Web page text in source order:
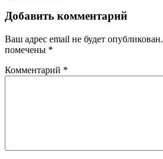
Добавить комментарий
Ваш адрес email не будет опубликован.
помечены *
Комментарий *